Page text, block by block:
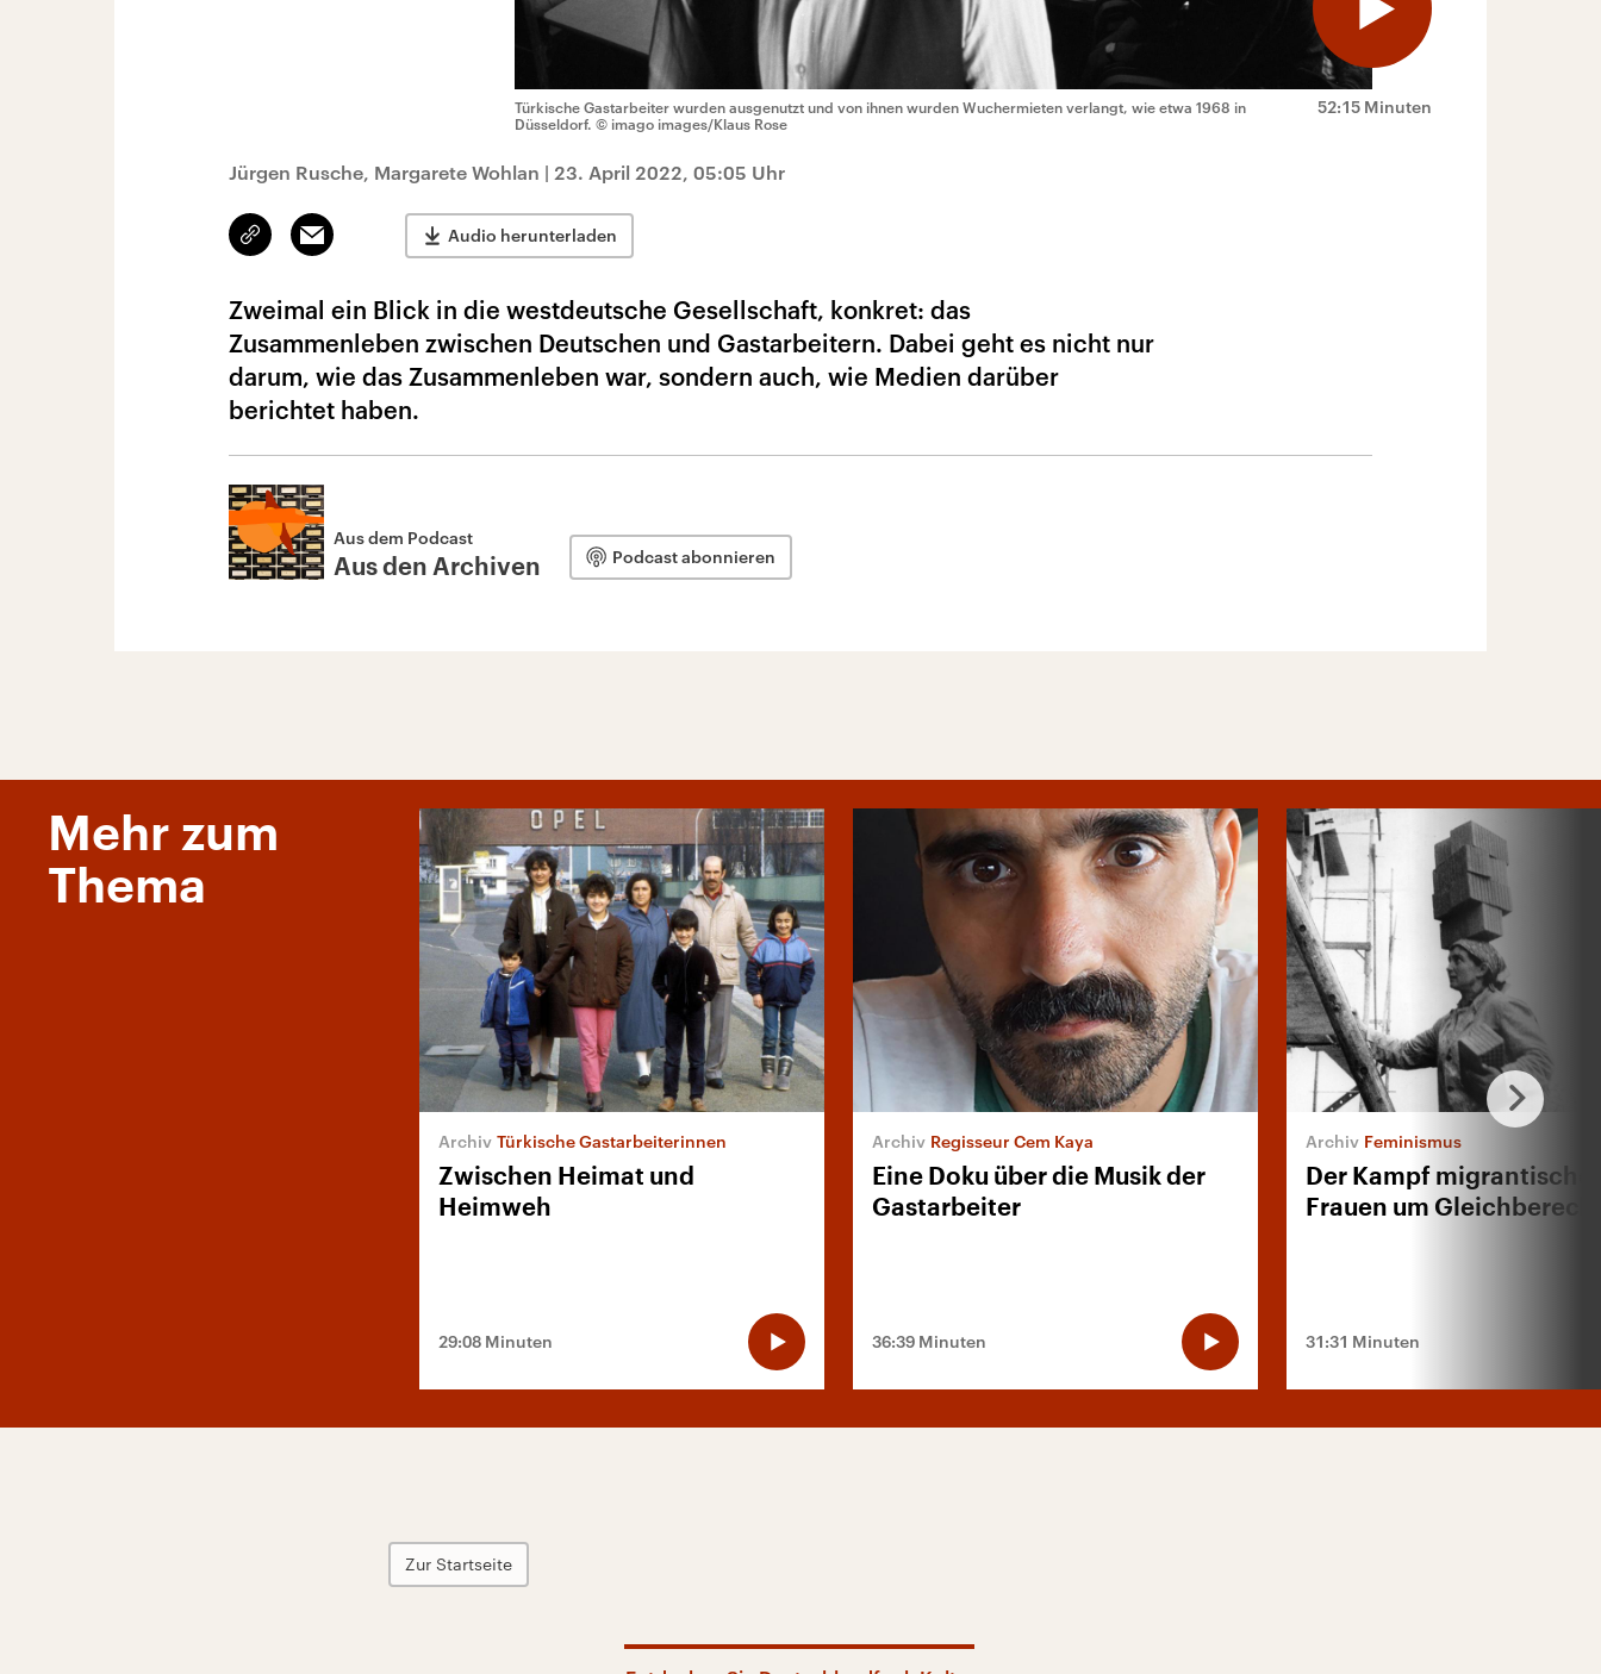
52:15 Minuten
Türkische Gastarbeiter wurden ausgenutzt und von ihnen wurden Wuchermieten verlangt, wie etwa 1968 in
Düsseldorf. © imago images/Klaus Rose
Jürgen Rusche, Margarete Wohlan | 23. April 2022, 05:05 Uhr
Link
kopieren/teilen
Email Audio herunterladen
Zweimal ein Blick in die westdeutsche Gesellschaft, konkret: das
Zusammenleben zwischen Deutschen und Gastarbeitern. Dabei geht es nicht nur
darum, wie das Zusammenleben war, sondern auch, wie Medien darüber
berichtet haben.
Aus dem Podcast
Aus den Archiven Podcast abonnieren
Mehr zum
Thema
Türkische Gastarbeiterinnen
Zwischen Heimat und
Heimweh
29:08 Minuten
Regisseur Cem Kaya
Eine Doku über die Musik der
Gastarbeiter
36:39 Minuten
Feminismus
Der Kampf migrantischer
Frauen um
31:31 Minuten
Zur Startseite